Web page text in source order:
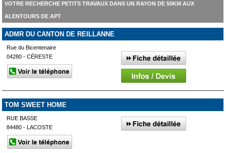
VOTRE RECHERCHE PETITS TRAVAUX DANS UN RAYON DE 50KM AUX
ALENTOURS DE APT
ADMR DU CANTON DE REILLANNE
Rue du Bicentenaire
04280 - CÉRESTE
TOM SWEET HOME
RUE BASSE
84480 - LACOSTE